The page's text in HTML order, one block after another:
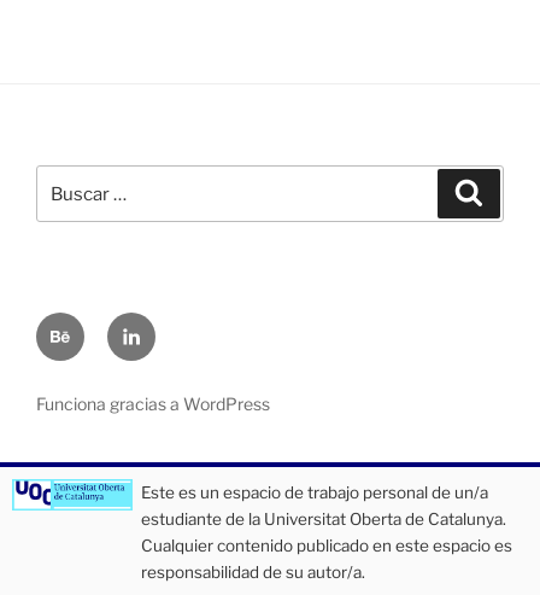
por:
PortafolioLIMKEDLN
Funciona gracias a WordPress
Este es un espacio de trabajo personal de un/a
estudiante de la Universitat Oberta de Catalunya.
Cualquier contenido publicado en este espacio es
responsabilidad de su autor/a.